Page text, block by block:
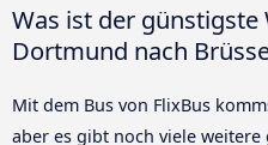
Was ist der günstigste
Dortmund nach
Mit dem Bus von FlixBus
aber es gibt noch viele